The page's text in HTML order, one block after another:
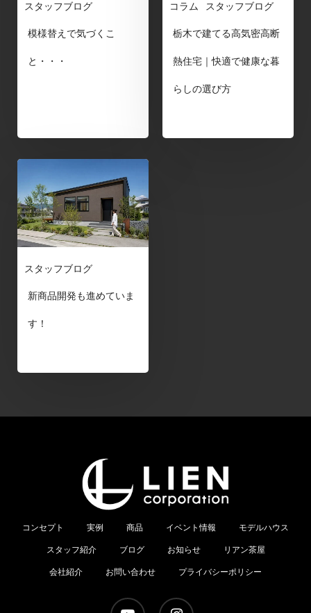
スタッフブログ
模様替えで気づくこ
と・・・
コラム スタッフブログ
栃木で建てる高気密高断
熱住宅｜快適で健康な暮
らしの選び方
スタッフブログ
新商品開発も進めていま
す！
コンセプト 実例 商品 イベント情報 モデルハウス
スタッフ紹介 ブログ お知らせ リアン茶屋
会社紹介 お問い合わせ プライバシーポリシー
youtube instagram